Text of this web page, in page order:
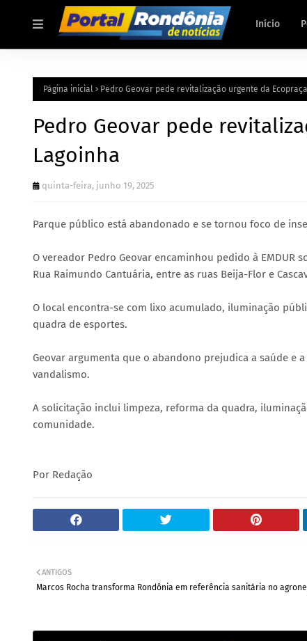
Início
Página inicial Pedro Geovar pede revitalização urgente da
Pedro Geovar pede
Lagoinha
quinta-feira, junho 19, 2025
Parque público está abandonado e se tornou foco de
O vereador Pedro Geovar encaminhou pedido à EMDUR
Rua Raimundo Cantuária, entre as ruas Beija-Flor e
O local encontra-se com lixo acumulado, iluminação
quadra de esportes.
Geovar argumenta que o abandono prejudica a saúde e
vandalismo.
A solicitação inclui limpeza, reforma da quadra,
comunidade.
Por Redação
ANTIGOS
Marcos Rocha transforma Rondônia em referência sanitária no